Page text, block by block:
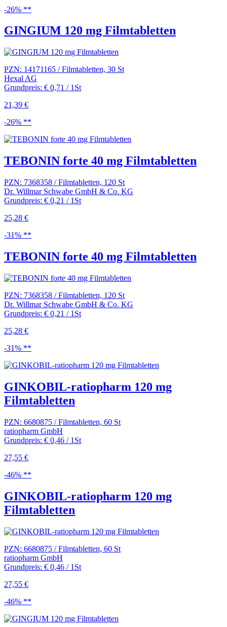
-26% **
GINGIUM 120 mg Filmtabletten
PZN: 14171165 / Filmtabletten, 30 St
Hexal AG
Grundpreis: € 0,71 / 1St
21,39 €
-26% **
TEBONIN forte 40 mg Filmtabletten
PZN: 7368358 / Filmtabletten, 120 St
Dr. Willmar Schwabe GmbH & Co. KG
Grundpreis: € 0,21 / 1St
25,28 €
-31% **
TEBONIN forte 40 mg Filmtabletten
PZN: 7368358 / Filmtabletten, 120 St
Dr. Willmar Schwabe GmbH & Co. KG
Grundpreis: € 0,21 / 1St
25,28 €
-31% **
GINKOBIL-ratiopharm 120 mg
Filmtabletten
PZN: 6680875 / Filmtabletten, 60 St
ratiopharm GmbH
Grundpreis: € 0,46 / 1St
27,55 €
-46% **
GINKOBIL-ratiopharm 120 mg
Filmtabletten
PZN: 6680875 / Filmtabletten, 60 St
ratiopharm GmbH
Grundpreis: € 0,46 / 1St
27,55 €
-46% **